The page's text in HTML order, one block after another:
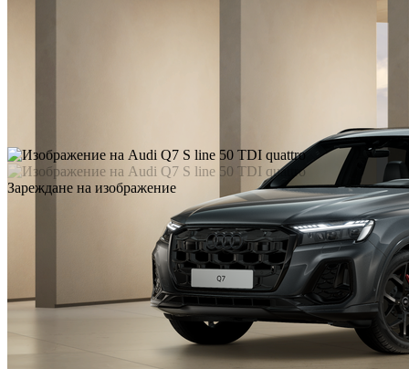
Зареждане на изображение